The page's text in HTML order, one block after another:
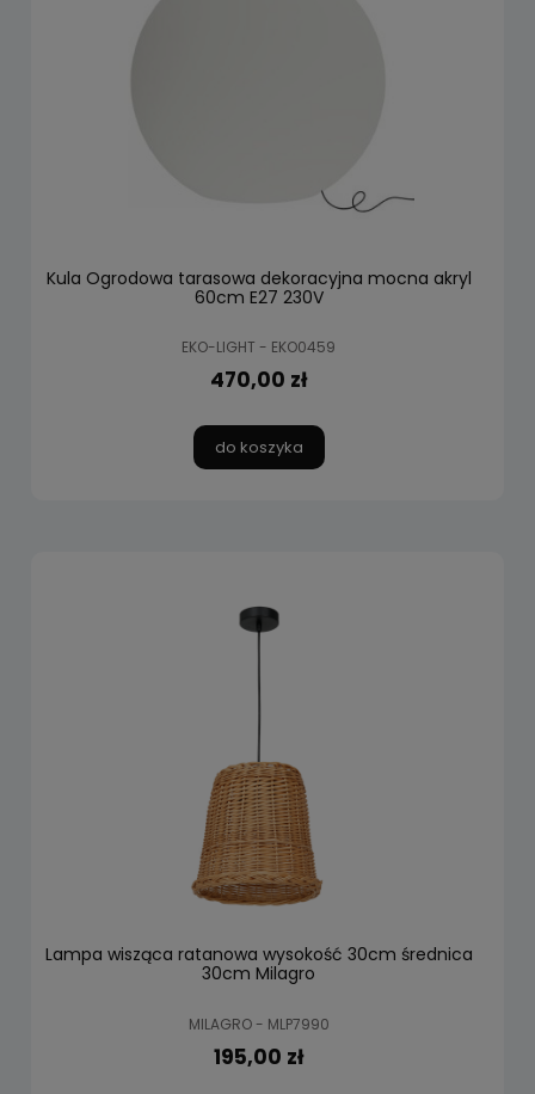
Kula Ogrodowa tarasowa dekoracyjna mocna akryl
60cm E27 230V
EKO-LIGHT - EKO0459
470,00 zł
do koszyka
Lampa wisząca ratanowa wysokość 30cm średnica
30cm Milagro
MILAGRO - MLP7990
195,00 zł